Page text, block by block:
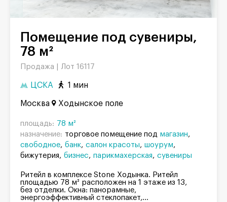
Помещение под сувениры,
78 м²
Продажа | Лот 16117
ЦСКА 1 мин
Москва Ходынское поле
площадь: 78 м²
назначение: торговое помещение под магазин
свободное банк салон красоты
шоурум
бижутерия
бизнес парикмахерская сувениры
Ритейл в комплексе Stone Ходынка. Ритейл
площадью 78 м² расположен на 1 этаже из 13,
без отделки. Окна: панорамные,
энергоэффективный стеклопакет,...